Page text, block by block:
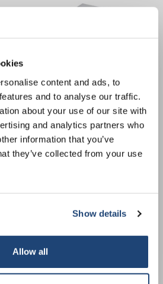
content and ads, to
and to analyse our traffic.
about your use of our site with
and analytics partners who
information that you’ve
they’ve collected from your use
Show details
Allow all
AS 130.2 Accesorio de clip
de fijación
€143,00 IVA no incluido
your next order
to stay informed about
and receive a 10% discount on
for all chemical products from
own brand 😀
applies to orders above €50,00